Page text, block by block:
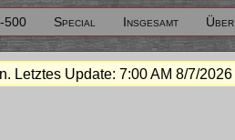
500 Special Insgesamt Über
Letztes Update: 7:00 AM 8/7/2026